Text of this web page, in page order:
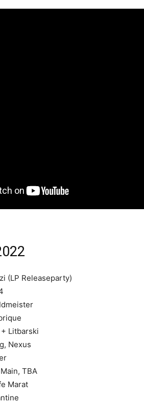
(LP Releaseparty)
Litbarski
Nexus
TBA
Marat